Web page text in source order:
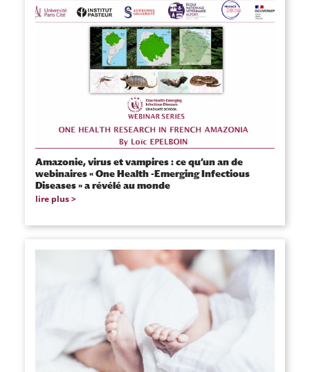
Amazonie, virus et vampires : ce qu’un an de
webinaires « One Health -Emerging Infectious
Diseases » a révélé au monde
lire plus